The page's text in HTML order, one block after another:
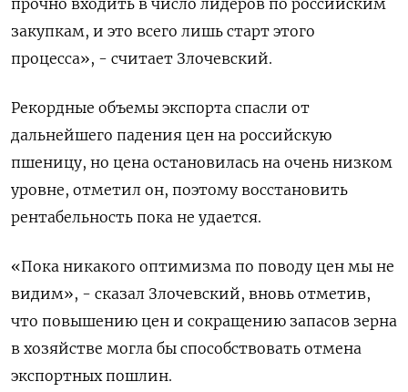
прочно входить в число лидеров по российским
закупкам, и это всего лишь старт этого
процесса», - считает Злочевский.
Рекордные объемы экспорта спасли от
дальнейшего падения цен на российскую
пшеницу, но цена остановилась на очень низком
уровне, отметил он, поэтому восстановить
рентабельность пока не удается.
«Пока никакого оптимизма по поводу цен мы не
видим», - сказал Злочевский, вновь отметив,
что повышению цен и сокращению запасов зерна
в хозяйстве могла бы способствовать отмена
экспортных пошлин.